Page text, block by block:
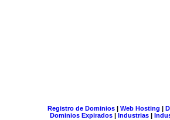
Registro de Dominios| Web Hosting |
Dominios Expirados | Industrias |